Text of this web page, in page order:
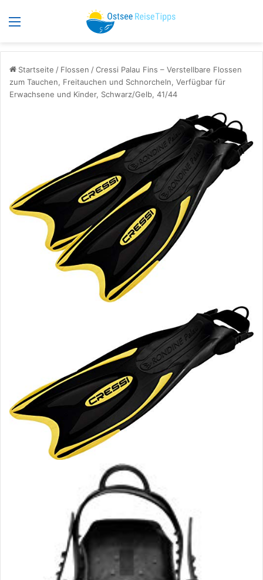
Menü
Startseite / Flossen /Cressi Palau Fins – Verstellbare Flossen
zum Tauchen, Freitauchen und Schnorcheln, Verfügbar für
Erwachsene und Kinder, Schwarz/Gelb, 41/44